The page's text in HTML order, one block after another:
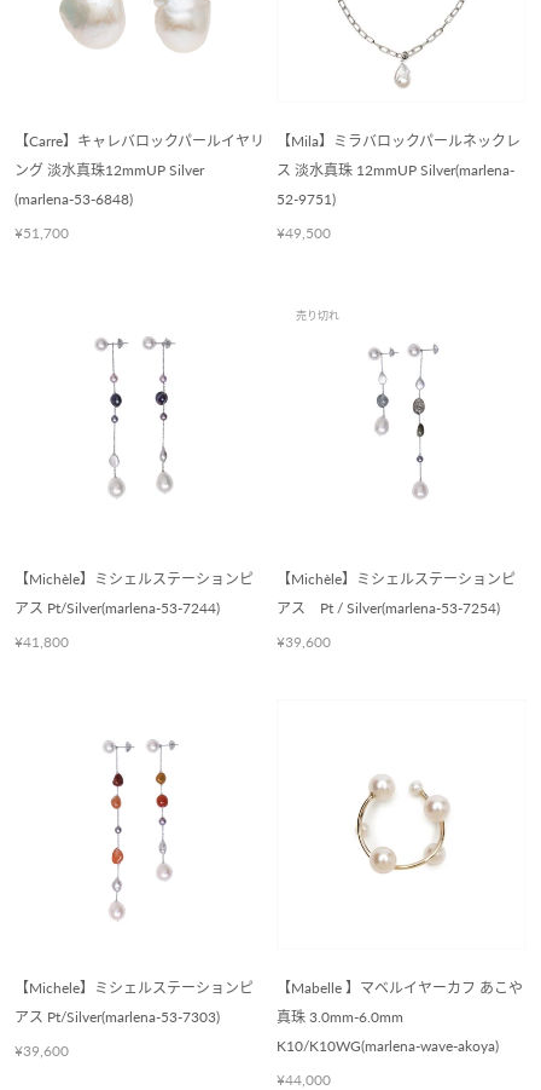
【Carre】キャレバロックパールイヤリ
ング 淡水真珠12mmUP Silver
(marlena-53-6848)
¥51,700
【Mila】ミラバロックパールネックレ
ス 淡水真珠 12mmUP Silver(marlena-
52-9751)
¥49,500
【Michèle】ミシェルステーションピ
アス Pt/Silver(marlena-53-7244)
¥41,800
売り切れ
【Michèle】ミシェルステーションピ
アス Pt / Silver(marlena-53-7254)
¥39,600
【Michele】ミシェルステーションピ
アス Pt/Silver(marlena-53-7303)
¥39,600
【Mabelle 】マベルイヤーカフ あこや
真珠 3.0mm-6.0mm
K10/K10WG(marlena-wave-akoya)
¥44,000